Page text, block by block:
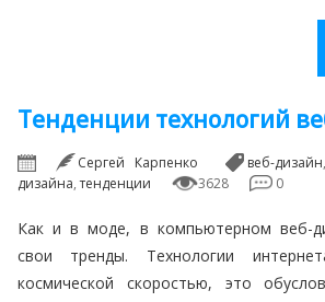
Тенденции технологий
Сергей Карпенко веб-дизайн,
дизайна,тенденции 3628 0
Как и в моде, в компьютерном веб-
свои тренды. Технологии
космической скоростью, это